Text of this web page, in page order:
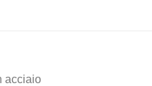
acciaio